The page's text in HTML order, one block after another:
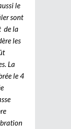
le
sont
de la
les
La
le 4